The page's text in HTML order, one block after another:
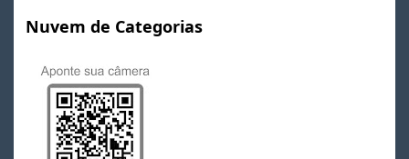
Nuvem de Categorias